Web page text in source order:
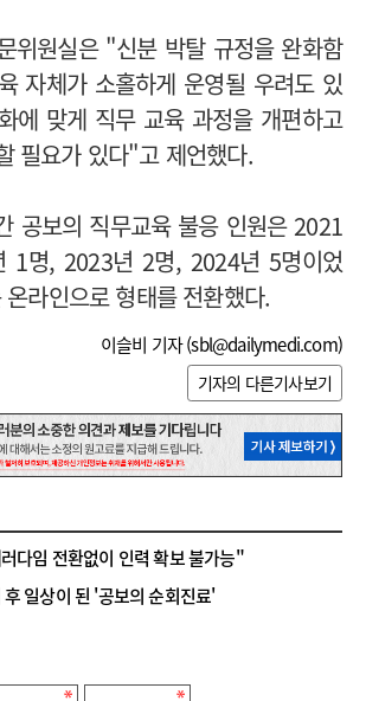
위원실은 "신분 박탈 규정을 완화함
자체가 소홀하게 운영될 우려도 있
에 맞게 직무 교육 과정을 개편하고
필요가 있다"고 제언했다.
공보의 직무교육 불응 인원은 2021
1명, 2023년 2명, 2024년 5명이었
라인으로 형태를 전환했다.
이슬비 기자 (sbl@dailymedi.com)
기자의 다른기사보기
다임 전환없이 인력 확보 불가능"
후 일상이 된 '공보의 순회진료'